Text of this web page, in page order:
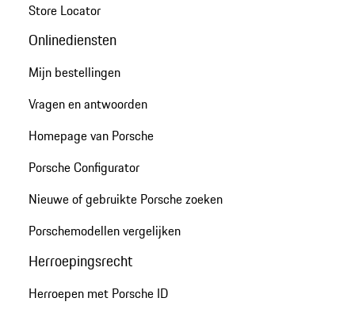
Store Locator
Onlinediensten
Mijn bestellingen
Vragen en antwoorden
Homepage van Porsche
Porsche Configurator
Nieuwe of gebruikte Porsche zoeken
Porschemodellen vergelijken
Herroepingsrecht
Herroepen met Porsche ID